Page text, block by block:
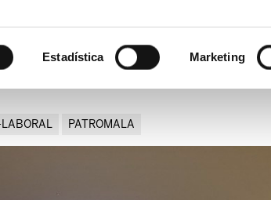
Estadística Marketing
Mercadona no le
más"
PATROMALA